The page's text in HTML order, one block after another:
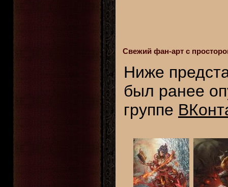
Свежий фан-арт с
Ниже
был ранее
группе